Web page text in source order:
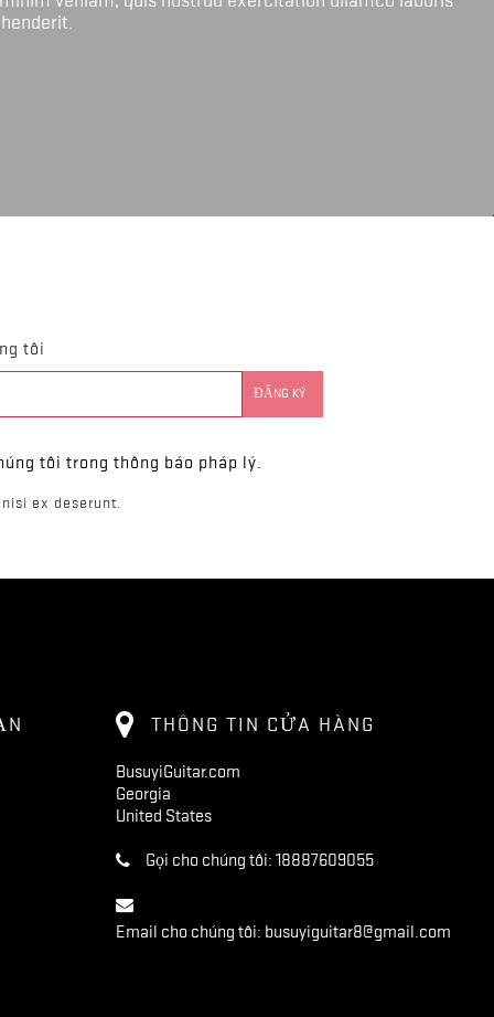
tôi
tôi trong thông báo pháp lý.
ex deserunt.
THÔNG TIN CỬA HÀNG
BusuyiGuitar.com
Georgia
United States
Gọi cho chúng tôi: 18887609055
Email cho chúng tôi: busuyiguitar8@gmail.com